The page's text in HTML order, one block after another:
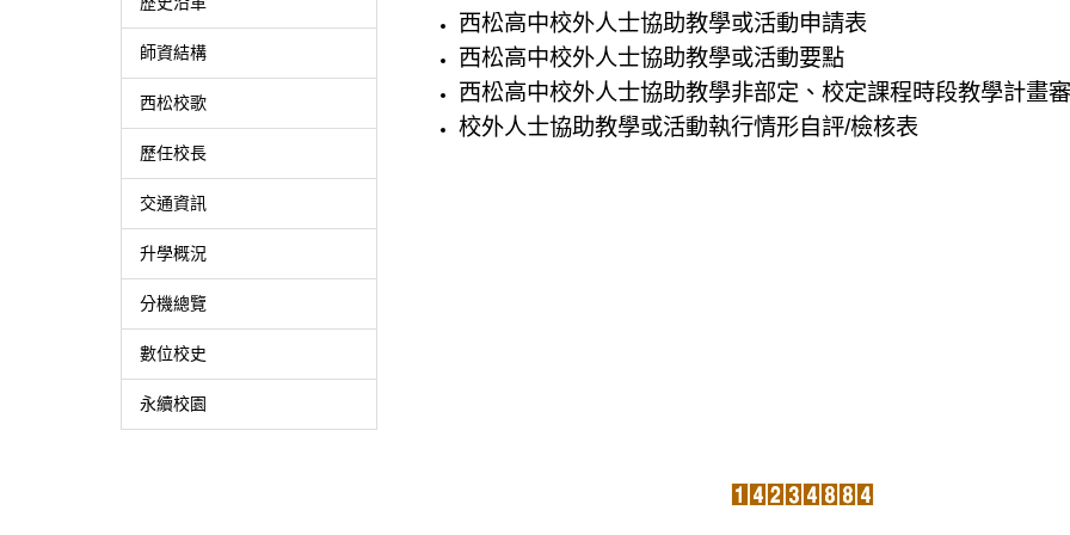
師資結構
西松校歌
歷任校長
交通資訊
升學概況
分機總覽
數位校史
永續校園
西松高中校外人士協助教學或活動申請表
西松高中校外人士協助教學或活動要點
西松高中校外人士協助教學非部定、校定課程時段教學計畫
校外人士協助教學或活動執行情形自評/檢核表